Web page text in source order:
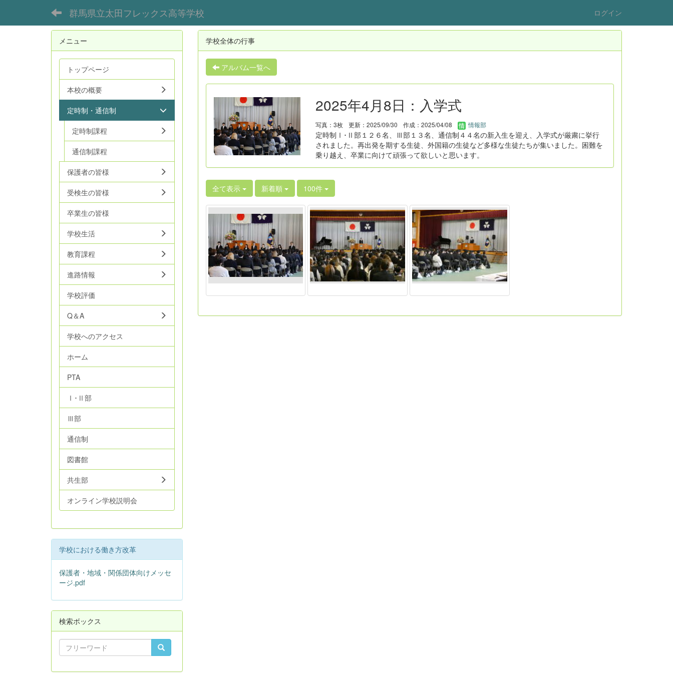
群馬県立太田フレックス高等学校 ログイン
学校全体の行事
アルバム一覧へ
2025年4月8日：入学式
写真：3枚 更新：2025/09/30 作成：2025/04/08 情報部
定時制Ⅰ･Ⅱ部１２６名、Ⅲ部１３名、通信制４４名の新入生を迎え、入学式が厳粛に挙行
されました。再出発を期する生徒、外国籍の生徒など多様な生徒たちが集いました。困難を
乗り越え、卒業に向けて頑張って欲しいと思います。
全て表示 新着順 100件
メニュー
トップページ
本校の概要
定時制・通信制
定時制課程
通信制課程
保護者の皆様
受検生の皆様
卒業生の皆様
学校生活
教育課程
進路情報
学校評価
Q＆A
学校へのアクセス
ホーム
PTA
Ⅰ･Ⅱ部
Ⅲ部
通信制
図書館
共生部
オンライン学校説明会
学校における働き方改革
保護者・地域・関係団体向けメッセ
ージ.pdf
検索ボックス